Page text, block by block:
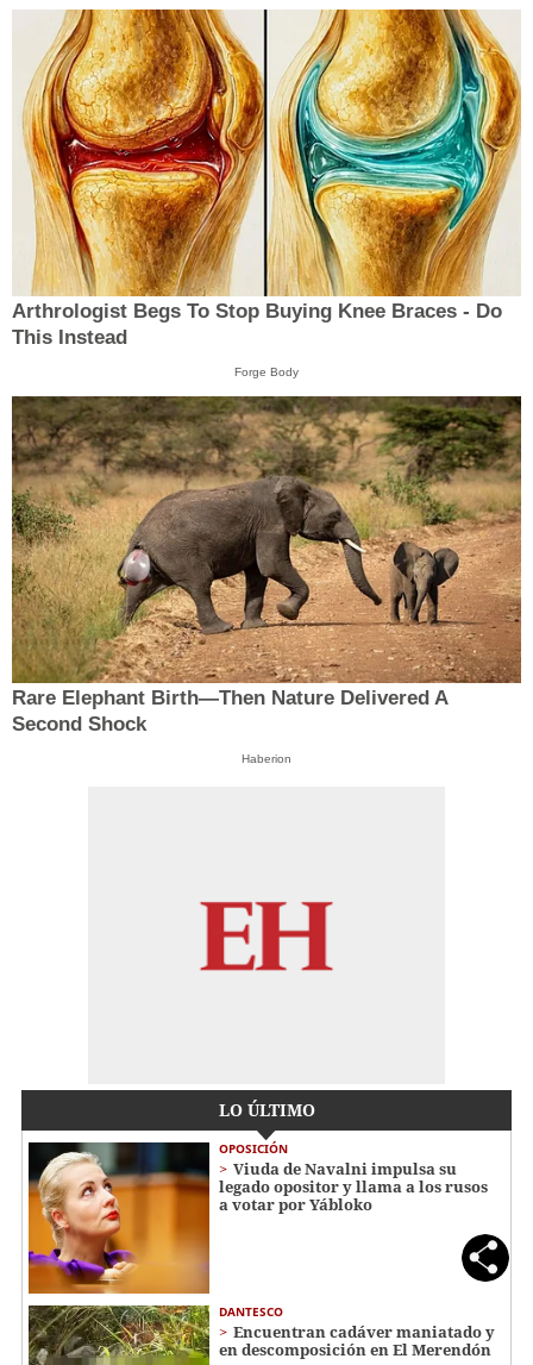
Arthrologist Begs To Stop Buying Knee Braces - Do
This Instead
Forge Body
Rare Elephant Birth—Then Nature Delivered A
Second Shock
Haberion
LO ÚLTIMO
OPOSICIÓN
Viuda de Navalni impulsa su
legado opositor y llama a los rusos
a votar por Yábloko
DANTESCO
Encuentran cadáver maniatado y
en descomposición en El Merendón